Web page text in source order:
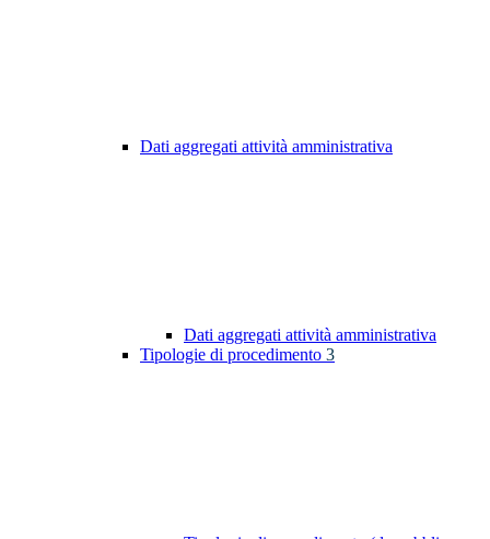
Dati aggregati attività amministrativa
Dati aggregati attività amministrativa
Tipologie di procedimento 3